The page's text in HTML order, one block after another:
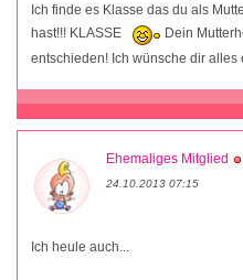
Ich finde es Klasse das du als
hast!!! KLASSE
Dein
entschieden! Ich wünsche dir alles
Ehemaliges Mitglied
24.10.2013 07:15
Ich heule auch...